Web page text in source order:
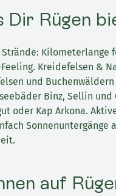
Dir Rügen
Strände: Kilometerlange
Feeling. Kreidefelsen &
und
Binz, Sellin
oder Kap Arkona.
Sonnenuntergänge
auf